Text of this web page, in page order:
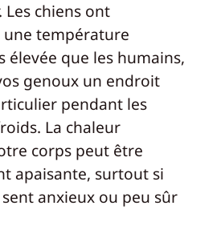
chiens ont
température
élevée que les humains,
genoux un endroit
pendant les
La chaleur
corps peut être
apaisante, surtout si
anxieux ou peu sûr